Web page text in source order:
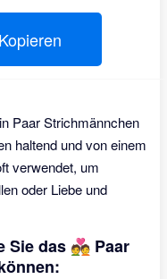
Kopieren
Paar Strichmännchen
haltend und von einem
verwendet, um
oder Liebe und
Sie das 💑 Paar